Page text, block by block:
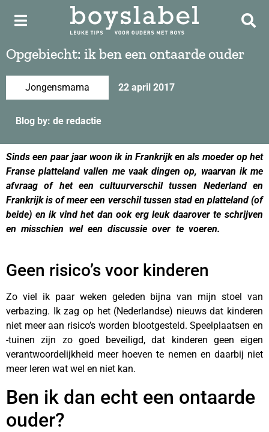
Opgebiecht: ik ben een ontaarde ouder
Jongensmama 22 april 2017
Blog by: de redactie
Sinds een paar jaar woon ik in Frankrijk en als moeder op het
Franse platteland vallen me vaak dingen op, waarvan ik me
afvraag of het een cultuurverschil tussen Nederland en
Frankrijk is of meer een verschil tussen stad en platteland (of
beide) en ik vind het dan ook erg leuk daarover te schrijven
en misschien wel een discussie over te voeren.
Geen risico’s voor kinderen
Zo viel ik paar weken geleden bijna van mijn stoel van
verbazing. Ik zag op het (Nederlandse) nieuws dat kinderen
niet meer aan risico’s worden blootgesteld. Speelplaatsen en
-tuinen zijn zo goed beveiligd, dat kinderen geen eigen
verantwoordelijkheid meer hoeven te nemen en daarbij niet
meer leren wat wel en niet kan.
Ben ik dan echt een ontaarde
ouder?